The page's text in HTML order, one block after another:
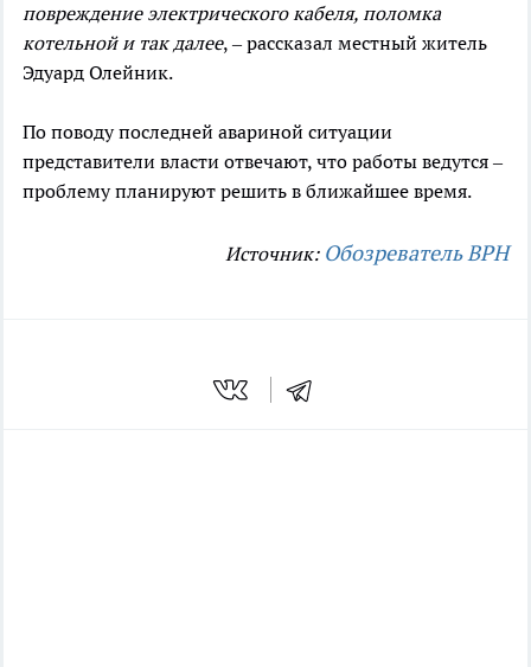
повреждение электрического кабеля, поломка
котельной и так далее, – рассказал местный житель
Эдуард Олейник.
По поводу последней авариной ситуации
представители власти отвечают, что работы ведутся –
проблему планируют решить в ближайшее время.
Источник:Обозреватель ВРН